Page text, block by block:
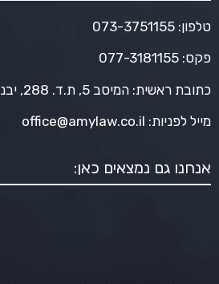
טלפון: 073-3751155
פקס: 077-3181155
כתובת ראשית: המיסב 5, ת.ד. 288, יבנה 8110102
מייל לפניות: office@amylaw.co.il
אנחנו גם נמצאים כאן: